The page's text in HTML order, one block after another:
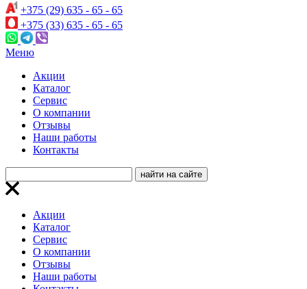
+375 (29) 635 - 65 - 65
+375 (33) 635 - 65 - 65
Меню
Акции
Каталог
Сервис
О компании
Отзывы
Наши работы
Контакты
Акции
Каталог
Сервис
О компании
Отзывы
Наши работы